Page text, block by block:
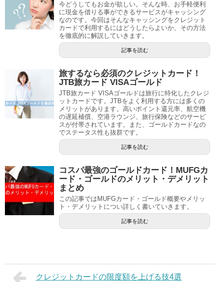
今どうしてもお金が欲しい。そんな時、お手軽便利
に現金を借りる事ができるサービスがキャッシング
なのです。今回はそんなキャッシングをクレジット
カードで利用するにはどうしたらよいか、その方法
を徹底的に解説していきます。
記事を読む
旅するなら必須のクレジットカード！
JTB旅カード VISAゴールド
JTB旅カード VISAゴールドは旅行に特化したクレジ
ットカードです。JTBをよく利用する方には多くの
メリットがあります。高いポイント還元率、航空機
の遅延補償、空港ラウンジ、旅行保険などのサービ
スが付帯されています。また、ゴールドカードなの
でステータス性も抜群です。
記事を読む
コスパ最強のゴールドカード！MUFGカ
ード・ゴールドのメリット・デメリット
まとめ
この記事ではMUFGカード・ゴールド概要やメリッ
ト・デメリットについ詳しく書いていきます。
記事を読む
クレジットカードの限度額を上げる技4選